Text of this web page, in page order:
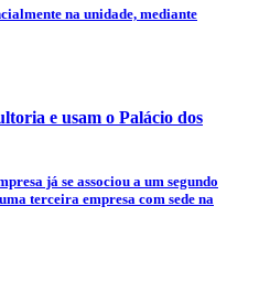
na unidade, mediante
e usam o Palácio dos
já se associou a um segundo
terceira empresa com sede na